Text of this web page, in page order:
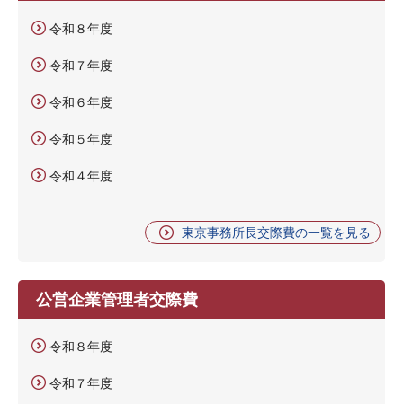
令和８年度
令和７年度
令和６年度
令和５年度
令和４年度
東京事務所長交際費の一覧を見る
公営企業管理者交際費
令和８年度
令和７年度